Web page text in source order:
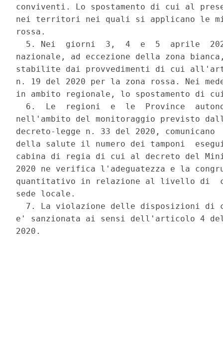
conviventi. Lo spostamento di cui al
nei territori nei quali si applicano le
rossa.
5. Nei  giorni  3,  4  e  5  aprile
nazionale, ad eccezione della zona
stabilite dai provvedimenti di cui
n. 19 del 2020 per la zona rossa. Nei
in ambito regionale, lo spostamento di
6.  Le  regioni  e  le  Province
nell'ambito del monitoraggio previsto
decreto-legge n. 33 del 2020,
della salute il numero dei tamponi
cabina di regia di cui al decreto del
2020 ne verifica l'adeguatezza e la
quantitativo in relazione al livello di
sede locale.
7. La violazione delle disposizioni di
e' sanzionata ai sensi dell'articolo 4